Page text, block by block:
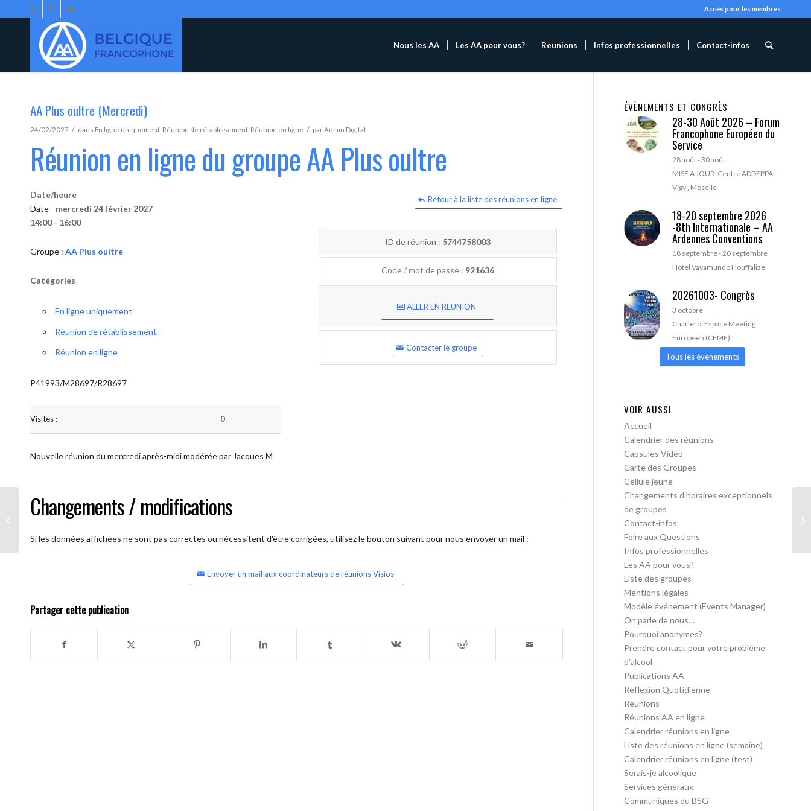
Accès pour les membres
Nous les AA Les AA pour vous? Reunions Infos professionnelles Contact-infos
AA Plus oultre (Mercredi)
24/02/2027 / dans En ligne uniquement Réunion de rétablissement Réunion en ligne / parAdmin Digital
Réunion en ligne du groupe AA Plus oultre
Retour à la liste des réunions en ligne
Date/heure
Date - mercredi 24 février 2027
14:00 - 16:00
Groupe : AA Plus oultre
Catégories
En ligne uniquement
Réunion de rétablissement
Réunion en ligne
P41993/M28697/R28697
Visites : 0
ID de réunion : 5744758003
Code / mot de passe : 921636
ALLER EN REUNION
Contacter le groupe
Nouvelle réunion du mercredi après-midi modérée par Jacques M
Changements / modifications
Si les données affichées ne sont pas correctes ou nécessitent d'être corrigées, utilisez le bouton suivant pour nous envoyer un mail :
Envoyer un mail aux coordinateurs de réunions Visios
Partager cette publication
ÉVÈNEMENTS ET CONGRÈS
28-30 Août 2026 – Forum
Francophone Européen du
Service
28 août-30 août
MISE A JOUR: Centre ADDEPPA,
Vigy , Moselle
18-20 septembre 2026
-8th Internationale – AA
Ardennes Conventions
18 septembre-20 septembre
Hotel Vayamundo Houffalize
20261003- Congrès
3 octobre
Charleroi Espace Meeting
Européen (CEME)
Tous les évenements
VOIR AUSSI
Accueil
Calendrier des réunions
Capsules Vidéo
Carte des Groupes
Cellule jeune
Changements d’horaires exceptionnels
de groupes
Contact-infos
Foire aux Questions
Infos professionnelles
Les AA pour vous?
Liste des groupes
Mentions légales
Modèle événement (Events Manager)
On parle de nous…
Pourquoi anonymes?
Prendre contact pour votre problème
d’alcool
Publications AA
Reflexion Quotidienne
Reunions
Réunions AA en ligne
Calendrier réunions en ligne
Liste des réunions en ligne (semaine)
Calendrier réunions en ligne (test)
Serais-je alcoolique
Services généraux
Communiqués du BSG
AA Plus oultre (Mercredi)